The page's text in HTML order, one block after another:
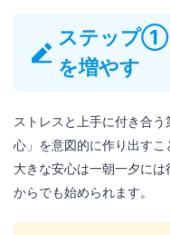
ステップ①
を増やす
ストレスと上手に付き合
心」を意図的に作り出すこ
大きな安心は一朝一夕に
からでも始められます。